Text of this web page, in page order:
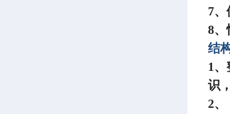
7、
8、
结
1
识
2